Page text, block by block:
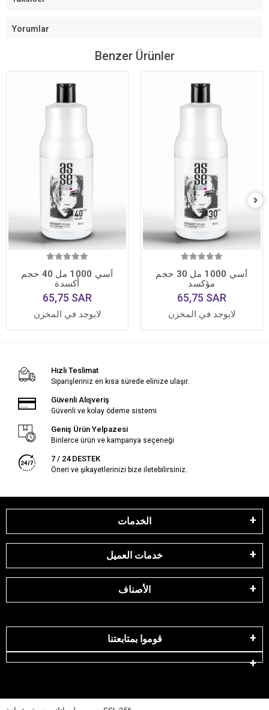
Yorumlar
Benzer Ürünler
آسي 1000 مل 40 حجم
أكسدة
65,75 SAR
لايوجد في المخزن
آسي 1000 مل 30 حجم
مؤكسد
65,75 SAR
لايوجد في المخزن
Hızlı Teslimat
Siparişleriniz en kısa sürede elinize ulaşır.
Güvenli Alışveriş
Güvenli ve kolay ödeme sistemi
Geniş Ürün Yelpazesi
Binlerce ürün ve kampanya seçeneği
7 / 24 DESTEK
Öneri ve şikayetlerinizi bize iletebilirsiniz.
الخدمات
خدمات العميل
الأصناف
قوموا بمتابعتنا